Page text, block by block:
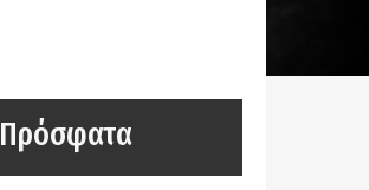
Πρόσφατα